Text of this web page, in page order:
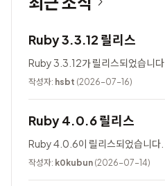
Ruby 3.3.12 릴리스
Ruby 3.3.12가 릴리스되었습니다.
작성자: hsbt (2026-07-16)
Ruby 4.0.6 릴리스
Ruby 4.0.6이 릴리스되었습니다.
작성자: k0kubun (2026-07-14)